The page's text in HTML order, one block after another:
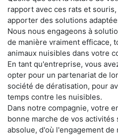
rapport avec ces rats et
apporter des solutions
Nous nous engageons à
de manière vraiment efficace,
animaux nuisibles dans votre
En tant qu'entreprise, vous
opter pour un partenariat de
société de dératisation, pour
temps contre les nuisibles.
Dans notre compagnie, votre
bonne marche de vos
absolue, d'où l'engagement